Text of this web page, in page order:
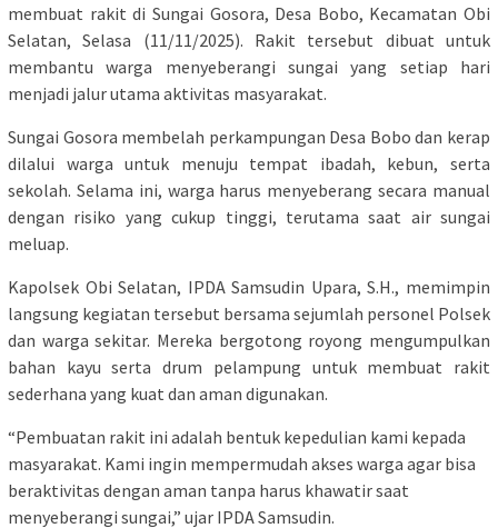
membuat rakit di Sungai Gosora, Desa Bobo, Kecamatan Obi
Selatan, Selasa (11/11/2025). Rakit tersebut dibuat untuk
membantu warga menyeberangi sungai yang setiap hari
menjadi jalur utama aktivitas masyarakat.
Sungai Gosora membelah perkampungan Desa Bobo dan kerap
dilalui warga untuk menuju tempat ibadah, kebun, serta
sekolah. Selama ini, warga harus menyeberang secara manual
dengan risiko yang cukup tinggi, terutama saat air sungai
meluap.
Kapolsek Obi Selatan, IPDA Samsudin Upara, S.H., memimpin
langsung kegiatan tersebut bersama sejumlah personel Polsek
dan warga sekitar. Mereka bergotong royong mengumpulkan
bahan kayu serta drum pelampung untuk membuat rakit
sederhana yang kuat dan aman digunakan.
“Pembuatan rakit ini adalah bentuk kepedulian kami kepada
masyarakat. Kami ingin mempermudah akses warga agar bisa
beraktivitas dengan aman tanpa harus khawatir saat
menyeberangi sungai,” ujar IPDA Samsudin.